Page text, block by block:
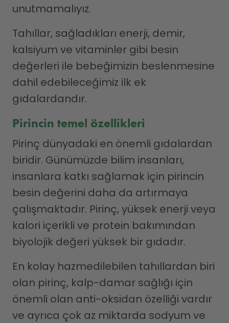
unutmamalıyız.
Tahıllar, sağladıkları enerji, demir,
kalsiyum ve vitaminler gibi besin
değerleri ile bebeğimizin beslenmesine
dahil edebileceğimiz ilk ek
gıdalardandır.
Pirincin temel özellikleri
Pirinç dünyadaki en önemli gıdalardan
biridir. Günümüzde bilim insanları,
insanlara katkı sağlamak için pirincin
besin değerini daha da artırmaya
çalışmaktadır. Pirinç, yüksek enerji veya
kalori içerikli ve protein bakımından
biyolojik değeri yüksek bir gıdadır.
En kolay hazmedilebilen tahıllardan biri
olan pirinç, kalp-damar sağlığı için
önemli olan anti-oksidan özelliği vardır
ve ayrıca çok az miktarda sodyum ve